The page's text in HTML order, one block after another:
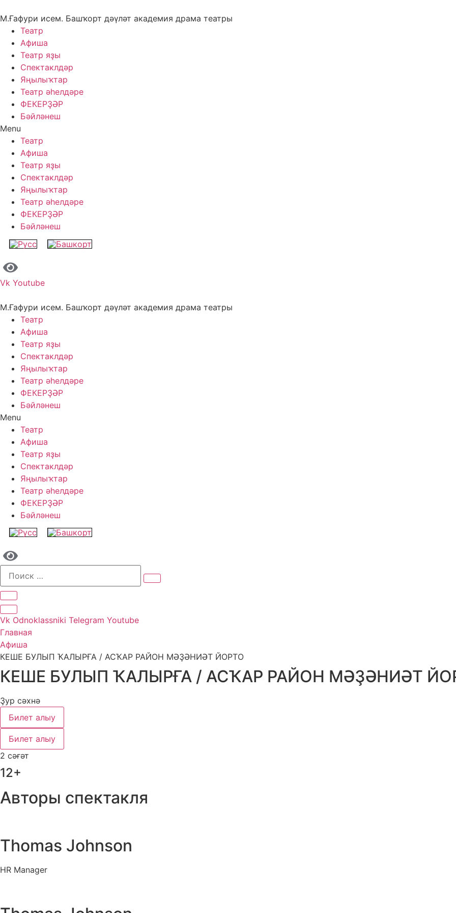
to
content
М.Ғафури исем. Башҡорт дәүләт академия драма театры
Театр
Афиша
Театр яҙы
Спектаклдәр
Яңылыҡтар
Театр әһелдәре
ФЕКЕРҘӘР
Бәйләнеш
Menu
Театр
Афиша
Театр яҙы
Спектаклдәр
Яңылыҡтар
Театр әһелдәре
ФЕКЕРҘӘР
Бәйләнеш
Vk Youtube
М.Ғафури исем. Башҡорт дәүләт академия драма театры
Театр
Афиша
Театр яҙы
Спектаклдәр
Яңылыҡтар
Театр әһелдәре
ФЕКЕРҘӘР
Бәйләнеш
Menu
Театр
Афиша
Театр яҙы
Спектаклдәр
Яңылыҡтар
Театр әһелдәре
ФЕКЕРҘӘР
Бәйләнеш
Vk Odnoklassniki Telegram Youtube
Главная
Афиша
КЕШЕ БУЛЫП ҠАЛЫРҒА / АСҠАР РАЙОН МӘҘӘНИӘТ ЙОРТО
КЕШЕ БУЛЫП ҠАЛЫРҒА / АСҠАР РАЙОН МӘҘӘНИӘТ
Ҙур сәхнә
Билет алыу
Билет алыу
2 сәғәт
12+
Авторы спектакля
Thomas Johnson
HR Manager